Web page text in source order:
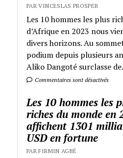
PAR VINCESLAS PROSPER
Les 10 hommes les plus
d’Afrique en 2023 nous
divers horizons. Au
podium depuis plusieurs
Aliko Dangoté surclasse
Commentaires sont désactivés
Les 10 hommes les
riches du monde en
affichent 1301
USD en fortune
PAR FIRMIN AGBÉ